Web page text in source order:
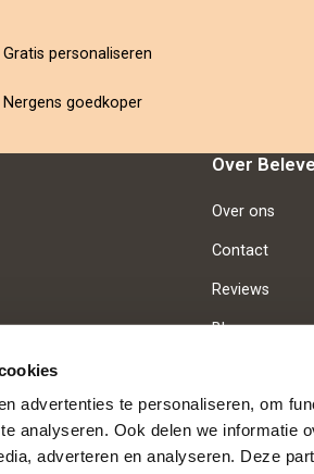
advertenties te personaliseren, om
analyseren. Ook delen we informatie
adverteren en analyseren. Deze
Gratis personaliseren
Nergens goedkoper
Over
Over ons
Contact
Reviews
Blog